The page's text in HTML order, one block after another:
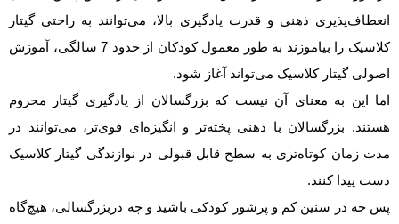
انعطاف‌پذیری ذهنی و قدرت یادگیری بالا، می‌توانند به راحتی گیتار
کلاسیک را بیاموزند به طور معمول کودکان از حدود 7 سالگی، آموزش
اصولی گیتار کلاسیک می‌تواند آغاز شود.
اما این به معنای آن نیست که بزرگسالان از یادگیری گیتار محروم
هستند. بزرگسالان با ذهنی پخته‌تر و انگیزه‌ای قوی‌تر، می‌توانند در
مدت زمان کوتاه‌تری به سطح قابل قبولی در نوازندگی گیتار کلاسیک
دست پیدا کنند.
پس چه در سنین کم و پرشور کودکی باشید و چه دربزرگسالی، هیچ‌گاه